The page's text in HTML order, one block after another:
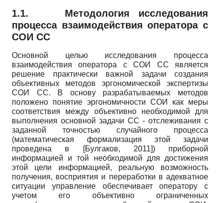
1.1. Методология исследования
процесса взаимодействия оператора с
СОИ СС
Основной целью исследования процесса
взаимодействия оператора с СОИ СС является
решение практически важной задачи создания
объективных методов эргономической экспертизы
СОИ СС. В основу разрабатываемых методов
положено понятие эргономичности СОИ как меры
соответствия между объективно необходимой для
выполнения основной задачи СС - отслеживания с
заданной точностью случайного процесса
(математическая формализация этой задачи
проведена в
[Булгаков, 2011]) приборной
информацией и той необходимой для достижения
этой цели информацией, реальную возможность
получения, восприятия и переработки в адекватное
ситуации управление обеспечивает оператору с
учетом его объективно ограниченных